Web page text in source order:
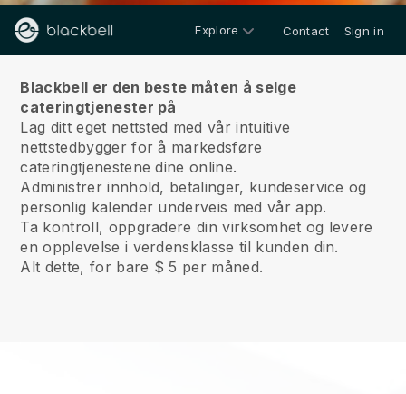
Explore Contact Sign in
Blackbell er den beste måten å selge
cateringtjenester på
Lag ditt eget nettsted med vår intuitive
nettstedbygger for å markedsføre
cateringtjenestene dine online.
Administrer innhold, betalinger, kundeservice og
personlig kalender underveis med vår app.
Ta kontroll, oppgradere din virksomhet og levere
en opplevelse i verdensklasse til kunden din.
Alt dette, for bare $ 5 per måned.